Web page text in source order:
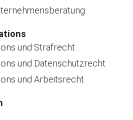
und Strafrecht
und Datenschutzrecht
und Arbeitsrecht